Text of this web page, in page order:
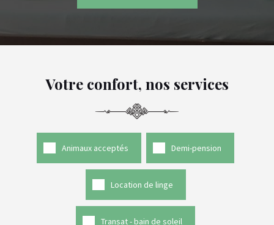
Votre confort, nos services
Animaux acceptés Demi-pension
Location de linge
Transat - bain de soleil